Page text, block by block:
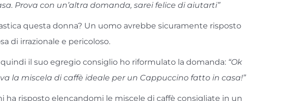
Prova con un’altra domanda, sarei felice di aiutarti”
questa donna? Un uomo avrebbe sicuramente risposto
di irrazionale e pericoloso.
il suo egregio consiglio ho riformulato la domanda: “Ok
la miscela di caffè ideale per un Cappuccino fatto in casa!”
ha risposto elencandomi le miscele di caffè consigliate in un